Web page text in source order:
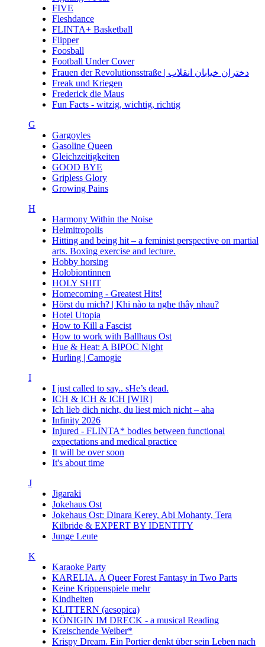
FIVE
Fleshdance
FLINTA+ Basketball
Flipper
Foosball
Football Under Cover
Frauen der Revolutionsstraße | دختران خیابان انقلاب
Freak und Kriegen
Frederick die Maus
Fun Facts - witzig, wichtig, richtig
G
Gargoyles
Gasoline Queen
Gleichzeitigkeiten
GOOD BYE
Gripless Glory
Growing Pains
H
Harmony Within the Noise
Helmitropolis
Hitting and being hit – a feminist perspective on martial
arts. Boxing exercise and lecture.
Hobby horsing
Holobiontinnen
HOLY SHIT
Homecoming - Greatest Hits!
Hörst du mich? | Khi nào ta nghe thây nhau?
Hotel Utopia
How to Kill a Fascist
How to work with Ballhaus Ost
Hue & Heat: A BIPOC Night
Hurling | Camogie
I
I just called to say.. sHe’s dead.
ICH & ICH & ICH [WIR]
Ich lieb dich nicht, du liest mich nicht – aha
Infinity 2026
Injured - FLINTA* bodies between functional
expectations and medical practice
It will be over soon
It's about time
J
Jigaraki
Jokehaus Ost
Jokehaus Ost: Dinara Kerey, Abi Mohanty, Tera
Kilbride & EXPERT BY IDENTITY
Junge Leute
K
Karaoke Party
KARELIA. A Queer Forest Fantasy in Two Parts
Keine Krippenspiele mehr
Kindheiten
KLITTERN (aesopica)
KÖNIGIN IM DRECK - a musical Reading
Kreischende Weiber*
Krispy Dream. Ein Portier denkt über sein Leben nach